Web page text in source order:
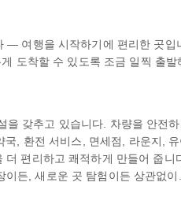
여행을 시작하기에 편리한 곳
도착할 수 있도록 조금 일찍 출발
갖추고 있습니다. 차량을 안전
, 환전 서비스, 면세점, 라운지,
편리하고 쾌적하게 만들어 줍
든, 새로운 곳 탐험이든 상관없